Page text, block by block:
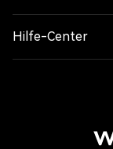
Hilfe-Center